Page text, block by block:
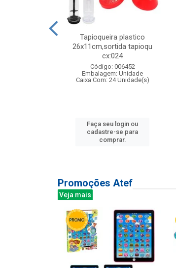
Tapioqueira plastico
26x11cm,sortida tapioqu
cx:024
Código: 006452
Embalagem: Unidade
Caixa Com: 24 Unidade(s)
Faça seu login ou
cadastre-se para
comprar.
Promoções Atef
Veja mais